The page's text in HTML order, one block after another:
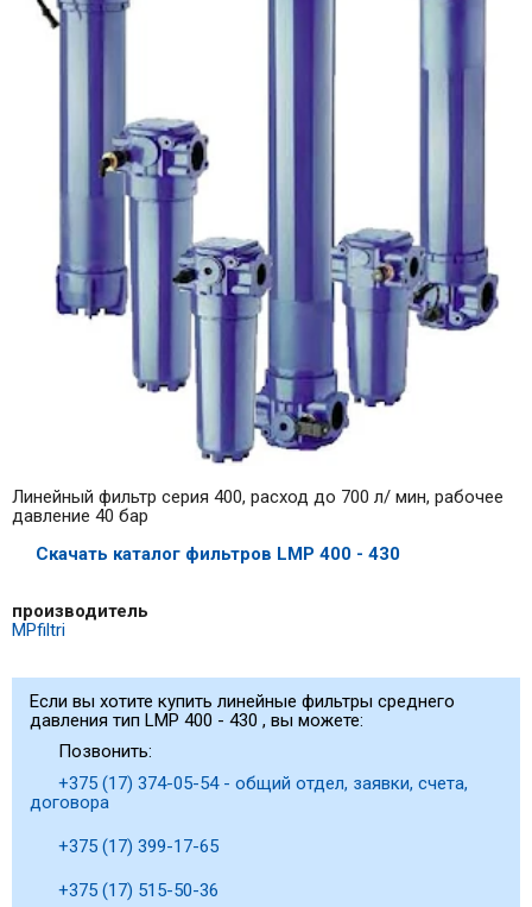
Линейный фильтр серия 400, расход до 700 л/ мин, рабочее
давление 40 бар
Скачать каталог фильтров LMP 400 - 430
производитель
MPfiltri
Если вы хотите купить линейные фильтры среднего
давления тип LMP 400 - 430 , вы можете:
Позвонить:
+375 (17) 374-05-54 - общий отдел, заявки, счета,
договора
+375 (17) 399-17-65
+375 (17) 515-50-36